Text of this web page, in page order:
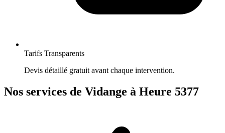
Tarifs Transparents
Devis détaillé gratuit avant chaque intervention.
Nos services de Vidange à Heure 5377